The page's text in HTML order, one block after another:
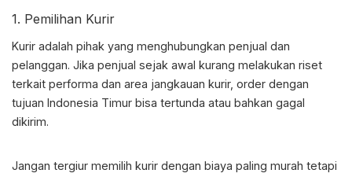
1. Pemilihan Kurir
Kurir adalah pihak yang menghubungkan penjual dan
pelanggan. Jika penjual sejak awal kurang melakukan riset
terkait performa dan area jangkauan kurir, order dengan
tujuan Indonesia Timur bisa tertunda atau bahkan gagal
dikirim.
Jangan tergiur memilih kurir dengan biaya paling murah tetapi